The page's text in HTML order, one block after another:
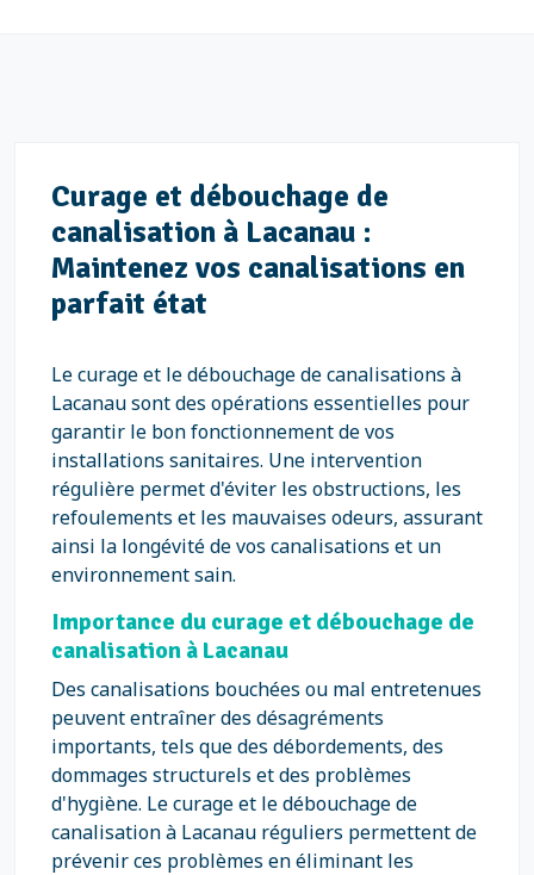
Curage et débouchage de
canalisation à Lacanau :
Maintenez vos canalisations en
parfait état
Le curage et le débouchage de canalisations à
Lacanau sont des opérations essentielles pour
garantir le bon fonctionnement de vos
installations sanitaires. Une intervention
régulière permet d'éviter les obstructions, les
refoulements et les mauvaises odeurs, assurant
ainsi la longévité de vos canalisations et un
environnement sain.
Importance du curage et débouchage de
canalisation à Lacanau
Des canalisations bouchées ou mal entretenues
peuvent entraîner des désagréments
importants, tels que des débordements, des
dommages structurels et des problèmes
d'hygiène. Le curage et le débouchage de
canalisation à Lacanau réguliers permettent de
prévenir ces problèmes en éliminant les